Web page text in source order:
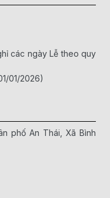
các ngày Lễ theo quy
01/2026)
phố An Thái, Xã Bình